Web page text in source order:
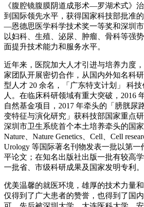
《腹腔镜腹膜阴道成形术—罗湖术式》
到国际领先水平，获得国家科技部批准
—恩德思医学科学技术奖一等奖和深圳
以妇科、生殖、泌尿、肿瘤、骨科等强
面提升技术能力和服务水平。
近年来，医院加大人才引进与培养力度
家团队开展密切合作，从国内外知名科
型人才 20 余名，「广东特支计划」 科技
人。在临床科研领域有重大突破，2016
自然基金项目，2017 年牵头的「膀胱尿
变特征与演化研究」获科技部国家重点
深圳市卫生系统首个本土培养牵头的国
Nature、Nature Genetics、Cell、Cell
Urology 等国际著名刊物发表一批以第一
平论文；在知名出版社出版一批有较高
一批省、市级科研成果及国家发明专利。
优美温馨的就医环境，雄厚的技术力量
仅得到了广大患者的赞誉，也得到了国